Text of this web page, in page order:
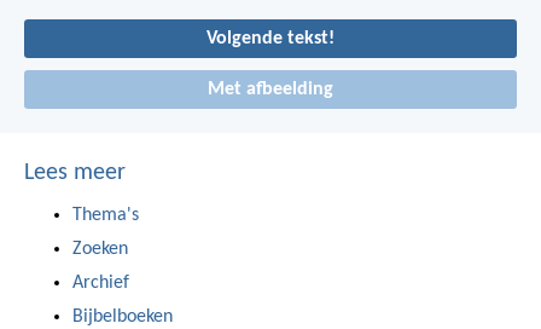
Volgende tekst!
Met afbeelding
Lees meer
Thema's
Zoeken
Archief
Bijbelboeken